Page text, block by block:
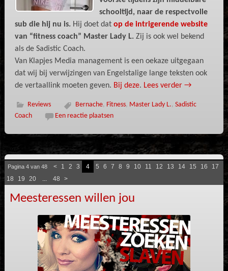
schooltijd, naar de respectvolle
sub die hij nu is.Hij doet dat op de intrigerende website
van “fitness coach” Master Lady L.Zij is ook wel bekend
als de Sadistic Coach.
Van Klapjes Media management is een oekaze uitgegaan
dat wij bij verwijzingen van Engelstalige lange teksten ook
de vertaallink moeten geven. Bij deze. Lees verder →
Reviews Bernache, Fitness, Master Lady L., Sadistic
Coach
Een reactie plaatsen
Pagina 4 van 48 < 1 2 3 4 5 6 7 8 9 10 11 12 13 14 15 16
17
18
19 20 ... 48 >
Meesteressen willen jou